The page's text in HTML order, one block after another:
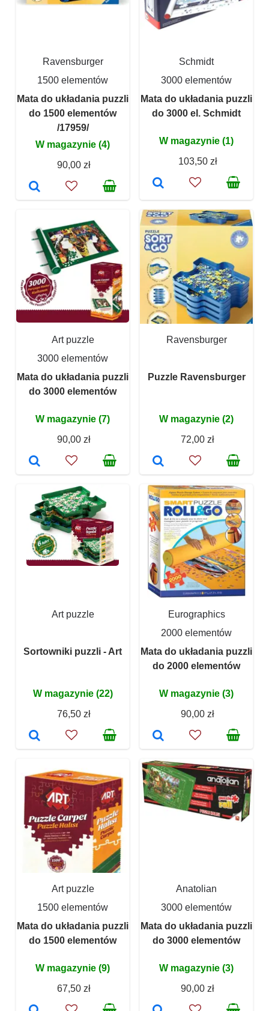
Ravensburger
1500 elementów
Mata do układania puzzli
do 1500 elementów
/17959/
W magazynie (4)
90,00 zł
Schmidt
3000 elementów
Mata do układania puzzli
do 3000 el. Schmidt
W magazynie (1)
103,50 zł
Art puzzle
3000 elementów
Mata do układania puzzli
do 3000 elementów
W magazynie (7)
90,00 zł
Ravensburger
Puzzle Ravensburger
W magazynie (2)
72,00 zł
Art puzzle
Sortowniki puzzli - Art
W magazynie (22)
76,50 zł
Eurographics
2000 elementów
Mata do układania puzzli
do 2000 elementów
W magazynie (3)
90,00 zł
Art puzzle
1500 elementów
Mata do układania puzzli
do 1500 elementów
W magazynie (9)
67,50 zł
Anatolian
3000 elementów
Mata do układania puzzli
do 3000 elementów
W magazynie (3)
90,00 zł